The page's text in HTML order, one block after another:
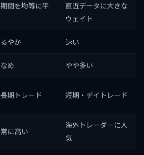
間を均等に平
直近データに大きな
ウェイト
やか 速い
め やや多い
期トレード 短期・デイトレード
に高い
海外トレーダーに人
気